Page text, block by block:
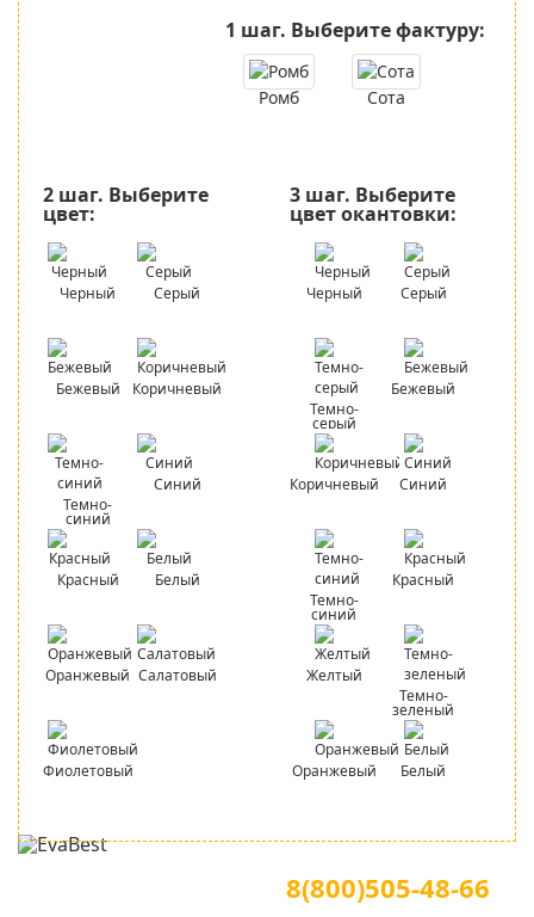
1 шаг. Выберите фактуру:
Ромб Сота
2 шаг. Выберите
цвет:
Черный Серый
Бежевый Коричневый
Темно-
синий
Синий
Красный Белый
Оранжевый Салатовый
Фиолетовый
3 шаг. Выберите
цвет окантовки:
Черный Серый
Темно-
серый
Бежевый
Коричневый Синий
Темно-
синий
Красный
Желтый
Темно-
зеленый
Оранжевый Белый
8(800)505-48-66